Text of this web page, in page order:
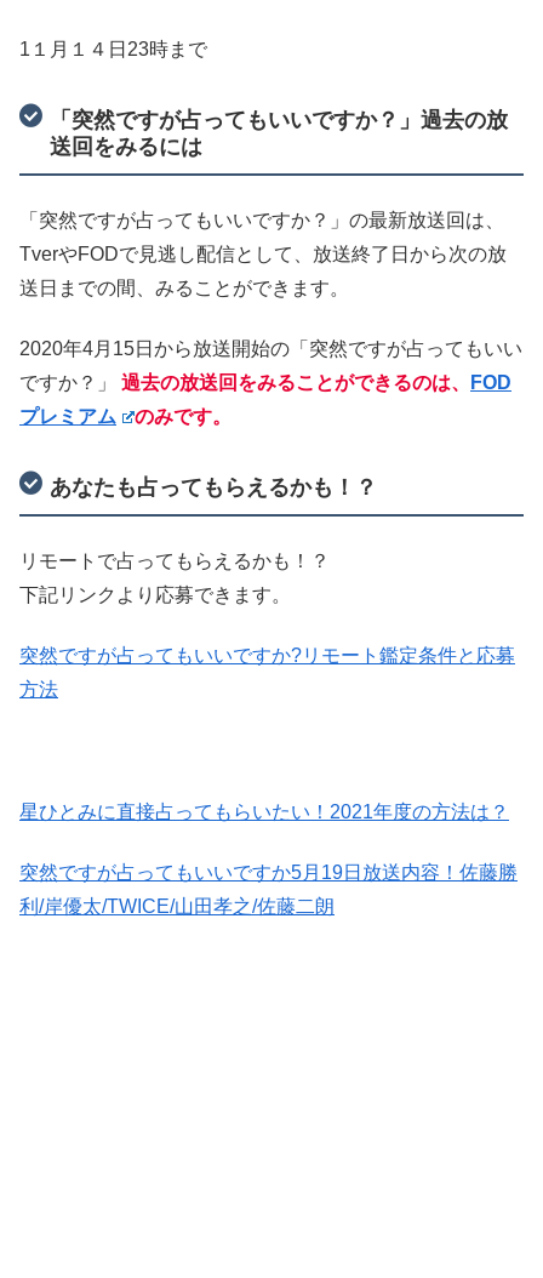
1１月１４日23時まで
「突然ですが占ってもいいですか？」過去の放
送回をみるには
「突然ですが占ってもいいですか？」の最新放送回は、
TverやFODで見逃し配信として、放送終了日から次の放
送日までの間、みることができます。
2020年4月15日から放送開始の「突然ですが占ってもいい
ですか？」 過去の放送回をみることができるのは、
FOD
プレミアム
のみです。
あなたも占ってもらえるかも！？
リモートで占ってもらえるかも！？
下記リンクより応募できます。
突然ですが占ってもいいですか?リモート鑑定条件と応募
方法
星ひとみに直接占ってもらいたい！2021年度の方法は？
突然ですが占ってもいいですか5月19日放送内容！佐藤勝
利/岸優太/TWICE/山田孝之/佐藤二朗